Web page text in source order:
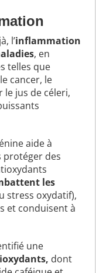
l’inflammation
, en
telles que
cancer, le
le jus de céleri,
aide à
protéger des
les
stress oxydatif),
et conduisent à
une
dont